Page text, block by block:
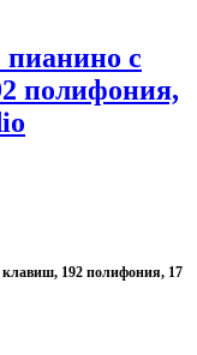
с
полифония,
192 полифония, 17